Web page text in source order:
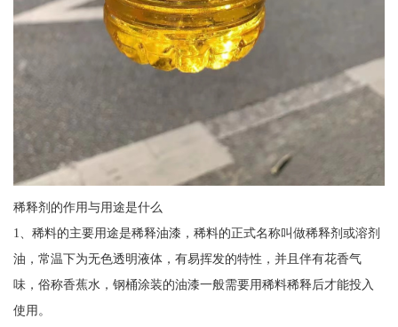
稀释剂的作用与用途是什么
1、稀料的主要用途是稀释油漆，稀料的正式名称叫做稀释剂或溶剂
油，常温下为无色透明液体，有易挥发的特性，并且伴有花香气
味，俗称香蕉水，钢桶涂装的油漆一般需要用稀料稀释后才能投入
使用。